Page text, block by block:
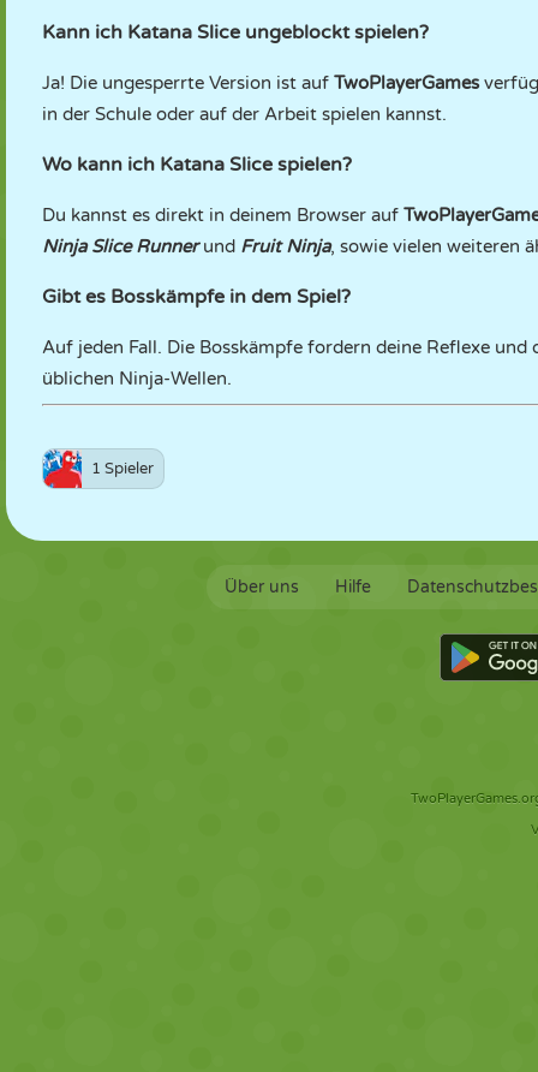
Kann ich Katana Slice ungeblockt spielen?
Ja! Die ungesperrte Version ist auf TwoPlayerGames
in der Schule oder auf der Arbeit spielen kannst.
Wo kann ich Katana Slice spielen?
Du kannst es direkt in deinem Browser auf
Ninja Slice Runnerund Fruit Ninja, sowie vielen weiteren
Gibt es Bosskämpfe in dem Spiel?
Auf jeden Fall. Die Bosskämpfe fordern deine Reflexe
üblichen Ninja-Wellen.
1 Spieler
Über uns Hilfe